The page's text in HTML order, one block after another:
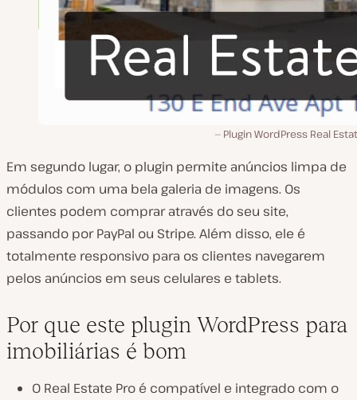
Plugin WordPress Real
Em segundo lugar, o plugin permite anúncios limpa de
módulos com uma bela galeria de imagens. Os
clientes podem comprar através do seu site,
passando por PayPal ou Stripe. Além disso, ele é
totalmente responsivo para os clientes navegarem
pelos anúncios em seus celulares e tablets.
Por que este plugin WordPress para
imobiliárias é bom
O Real Estate Pro é compatível e integrado com o